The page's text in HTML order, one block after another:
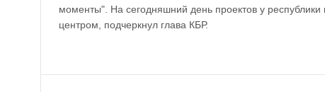
моменты". На сегодняшний день проектов у
центром, подчеркнул глава КБР.